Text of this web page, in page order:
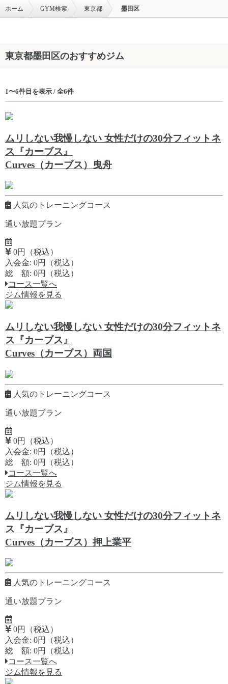
ホーム GYM検索 東京都 墨田区
東京都墨田区のおすすめジム
1〜6件目を表示 / 全6件
ムリしない我慢しない 女性だけの30分フィットネ
ス『カーブス』
Curves（カーブス）曳舟
人気のトレーニングコース
通い放題プラン
0円（税込）
入会金: 0円（税込）
総 額: 0円（税込）
コース一覧へ
ジム情報を見る
ムリしない我慢しない 女性だけの30分フィットネ
ス『カーブス』
Curves（カーブス）両国
人気のトレーニングコース
通い放題プラン
0円（税込）
入会金: 0円（税込）
総 額: 0円（税込）
コース一覧へ
ジム情報を見る
ムリしない我慢しない 女性だけの30分フィットネ
ス『カーブス』
Curves（カーブス）押上業平
人気のトレーニングコース
通い放題プラン
0円（税込）
入会金: 0円（税込）
総 額: 0円（税込）
コース一覧へ
ジム情報を見る